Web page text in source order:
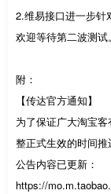
2.维易接口进一步针
欢迎等待第二波测试。
附：
【传达官方通知】
为了保证广大淘宝
整正式生效的时间推
公告内容已更新：
https://